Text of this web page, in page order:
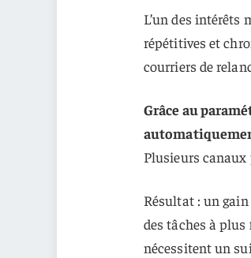
L’un des intérêts
répétitives et
courriers de
Grâce au
Plusieurs canaux
Résultat : un
des tâches à
nécessitent un